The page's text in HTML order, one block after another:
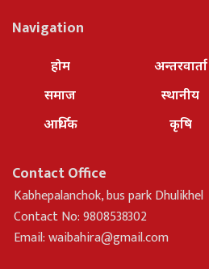
Navigation
होम
समाज
आर्थिक
अन्तरवार्ता
स्थानीय
कृषि
Contact Office
Kabhepalanchok, bus park Dhulikhel
Contact No: 9808538302
Email:waibahira@gmail.com